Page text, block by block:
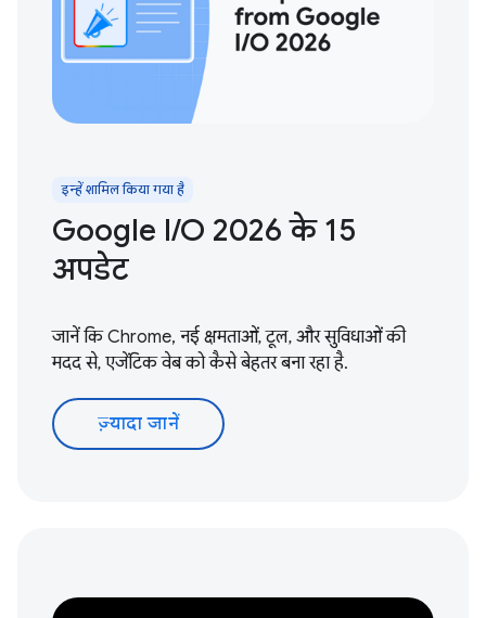
इन्हें शामिल किया गया है
Google I / O 2026 के 15
अपडेट
जानें कि Chrome, नई क्षमताओं, टूल, और सुविधाओं की
मदद से, एजेंटिक वेब को कैसे बेहतर बना रहा है.
ज़्यादा जानें